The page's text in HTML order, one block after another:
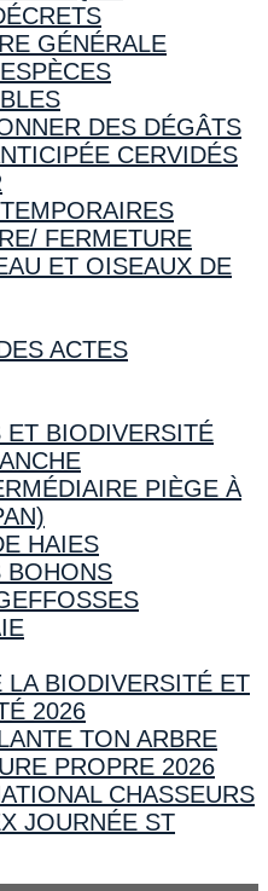
GÉNÉRALE
DES DÉGÂTS
CERVIDÉS
FERMETURE
ET OISEAUX DE
ACTES
ET BIODIVERSITÉ
PIÈGE À
HAIES
BOHONS
LA BIODIVERSITÉ ET
2026
TON ARBRE
PROPRE 2026
CHASSEURS
JOURNÉE ST